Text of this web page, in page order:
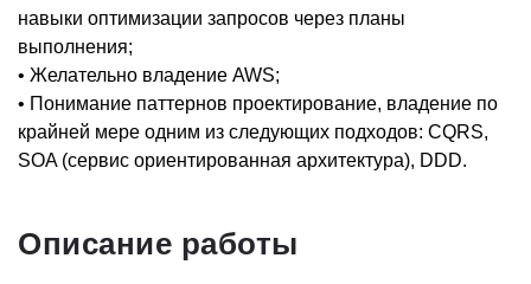
навыки оптимизации запросов через планы
выполнения;
• Желательно владение AWS;
• Понимание паттернов проектирование, владение по
крайней мере одним из следующих подходов: CQRS,
SOA (сервис ориентированная архитектура), DDD.
Описание работы